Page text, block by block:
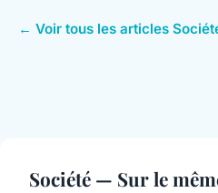
← Voir tous les articles
Société — Sur le